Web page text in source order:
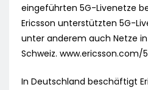
eingeführten 5G-Livenetze
Ericsson unterstützten 5G-
unter anderem auch Netze
Schweiz. www.ericsson.com/
In Deutschland beschäftigt